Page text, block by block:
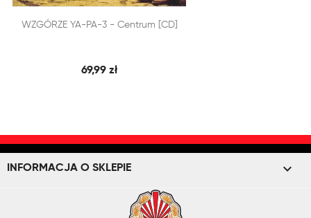
DODAJ DO KOSZYKA SZYBKI PODGLĄD
WZGÓRZE YA-PA-3 - Centrum [CD]
69,99 zł
INFORMACJA O SKLEPIE keyboard_arrow_down